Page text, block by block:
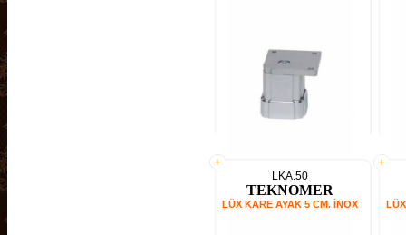
LKA.50
TEKNOMER
LÜX KARE AYAK 5 CM. İNOX